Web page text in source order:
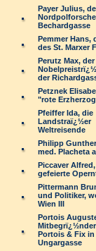
Payer Julius,
Bechardgasse
Pemmer Hans,
des St. Marxer
Perutz Max, der
der
Petznek
"rote
Pfeiffer Ida, die
Landstraï¿½er
Weltreisende
Philipp
med. Placheta
Piccaver
gefeierte
Pittermann
und Politiker,
Wien III
Portois
Portois & Fix in
Ungargasse